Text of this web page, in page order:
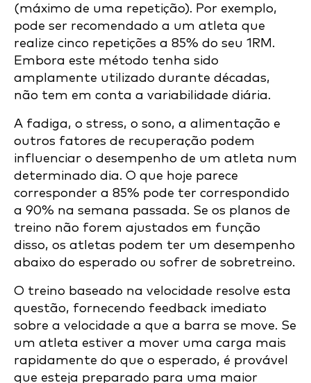
(máximo de uma repetição). Por exemplo,
pode ser recomendado a um atleta que
realize cinco repetições a 85% do seu 1RM.
Embora este método tenha sido
amplamente utilizado durante décadas,
não tem em conta a variabilidade diária.
A fadiga, o stress, o sono, a alimentação e
outros fatores de recuperação podem
influenciar o desempenho de um atleta num
determinado dia. O que hoje parece
corresponder a 85% pode ter correspondido
a 90% na semana passada. Se os planos de
treino não forem ajustados em função
disso, os atletas podem ter um desempenho
abaixo do esperado ou sofrer de sobretreino.
O treino baseado na velocidade resolve esta
questão, fornecendo feedback imediato
sobre a velocidade a que a barra se move. Se
um atleta estiver a mover uma carga mais
rapidamente do que o esperado, é provável
que esteja preparado para uma maior